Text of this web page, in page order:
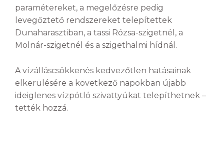
paramétereket, a megelőzésre pedig
levegőztető rendszereket telepítettek
Dunaharasztiban, a tassi Rózsa-szigetnél, a
Molnár-szigetnél és a szigethalmi hídnál.
A vízálláscsökkenés kedvezőtlen hatásainak
elkerülésére a következő napokban újabb
ideiglenes vízpótló szivattyúkat telepíthetnek –
tették hozzá.